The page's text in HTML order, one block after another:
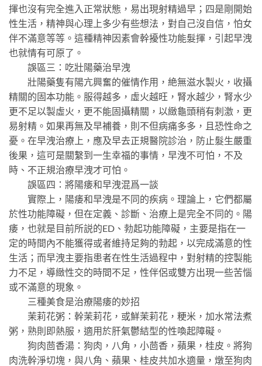
揮也沒有完全進入正常狀態，易出現射精過早；四是剛開始
性生活，精神與心理上多少有些想法，對自己沒自信，怕女
伴不滿意等等。這種精神因素會幹擾性功能髮揮，引起早洩
也就情有可原了。
誤區三：吃壯陽藥治早洩
壯陽藥隻有陽亢興奮的催情作用，絶無滋水製火，收攝
精關的固本功能。服得越多，虛火越旺，腎水越少，腎水少
更不足以製虛火，更不能固攝精關，以緻龜頭稍有刺激，更
易射精。如果再無及早補養，則不但病痛多多，且恐性命之
憂。在早洩治療上，應及早去正規醫院診治，防止髮生嚴重
後果，這可是關繫到一生幸福的事情，早洩不可怕，不及
時、不正規治療早洩才可怕。
誤區四：將陽痿和早洩混爲一談
實際上，陽痿和早洩是不同的疾病。理論上，它們都屬
於性功能障礙，但在定義、診斷、治療上是完全不同的。陽
痿，也就是目前所説的ED、勃起功能障礙，主要是指在一
定的時間內不能獲得或者維持足夠的勃起，以完成滿意的性
生活；而早洩主要指患者在性生活過程中，對射精的控製能
力不足，導緻性交的時間不足，性伴侶或雙方出現一些苦惱
或不滿意的現象。
三種美食是治療陽痿的妙招
茉莉花粥：幹茉莉花，或鮮茉莉花，粳米，加水常法煮
粥，熟則即熱服，適用於肝氣鬱結型的性喚起障礙。
狗肉茴香湯：狗肉，八角，小茴香，蘋果，桂皮。將狗
肉洗幹淨切塊，與八角、蘋果、桂皮共加水適量，燉至狗肉